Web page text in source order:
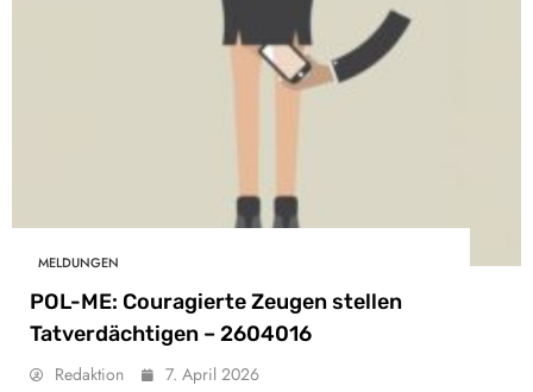
MELDUNGEN
POL-ME: Couragierte Zeugen stellen
Tatverdächtigen – 2604016
Redaktion 7. April 2026